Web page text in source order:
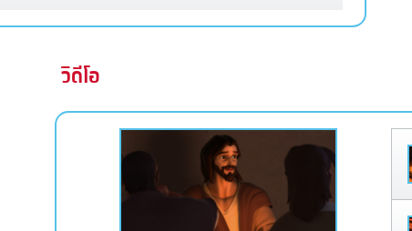
วิดีโอ